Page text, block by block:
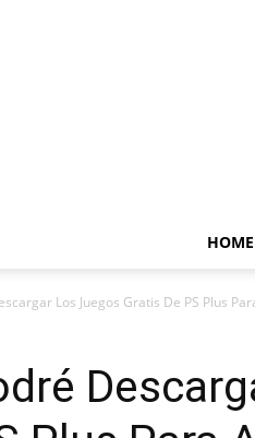
HOME
Los Juegos Gratis De PS Plus